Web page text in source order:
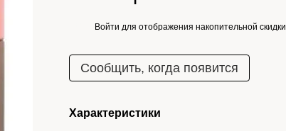
Войти для отображения накопительной скидки
Сообщить, когда появится
Характеристики